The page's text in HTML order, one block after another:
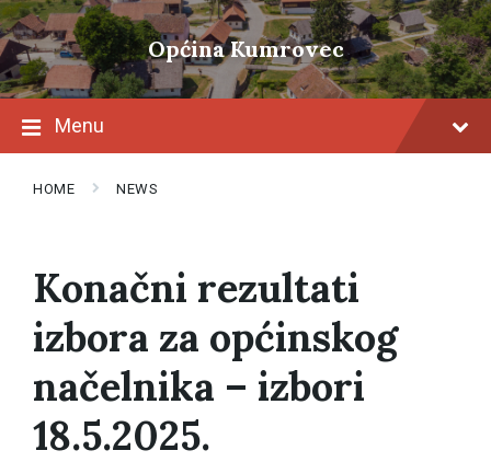
Skip
to
content
Skip
to
main
navigation
Skip
to
footer
Općina Kumrovec
Menu
HOME NEWS
Konačni rezultati
izbora za općinskog
načelnika – izbori
18.5.2025.